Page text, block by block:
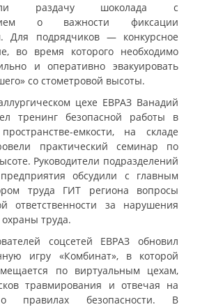
раздачу шоколада с
о важности фиксации
Для подрядчиков — конкурсное
во время которого необходимо
и оперативно эвакуировать
со стометровой высоты.
цехе ЕВРАЗ Ванадий
тренинг безопасной работы в
емкости, на складе
практический семинар по
Руководители подразделений
обсудили с главным
труда ГИТ региона вопросы
ответственности за нарушения
труда.
соцсетей ЕВРАЗ обновил
игру «Комбинат», в которой
по виртуальным цехам,
травмирования и отвечая на
правилах безопасности. В